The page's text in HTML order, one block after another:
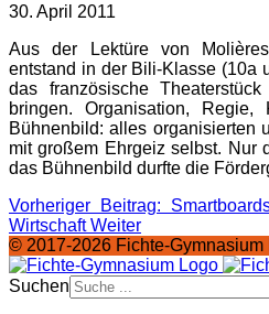
30. April 2011
Aus der Lektüre von Molières
entstand in der Bili-Klasse (10a
das französische
bringen. Organisation, Regie,
Bühnenbild: alles organisierten
mit großem Ehrgeiz selbst. Nur
das Bühnenbild durfte die
Vorheriger Beitrag:
WirtschaftWeiter
© 2017-2026 Fichte-Gymnasium
Suchen